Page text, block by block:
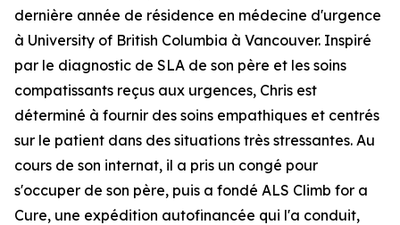
dernière année de résidence en médecine d'urgence
à University of British Columbia à Vancouver. Inspiré
par le diagnostic de SLA de son père et les soins
compatissants reçus aux urgences, Chris est
déterminé à fournir des soins empathiques et centrés
sur le patient dans des situations très stressantes. Au
cours de son internat, il a pris un congé pour
s'occuper de son père, puis a fondé ALS Climb for a
Cure, une expédition autofinancée qui l'a conduit,